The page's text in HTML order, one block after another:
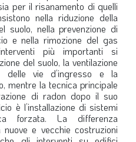
per il risanamento di quelli
nella riduzione della
suolo, nella prevenzione di
e nella rimozione del gas
più importanti si
del suolo, la ventilazione
delle vie d’ingresso e la
mentre la tecnica principale
di radon dopo il suo
è l’installazione di sistemi
forzata. La differenza
e vecchie costruzioni